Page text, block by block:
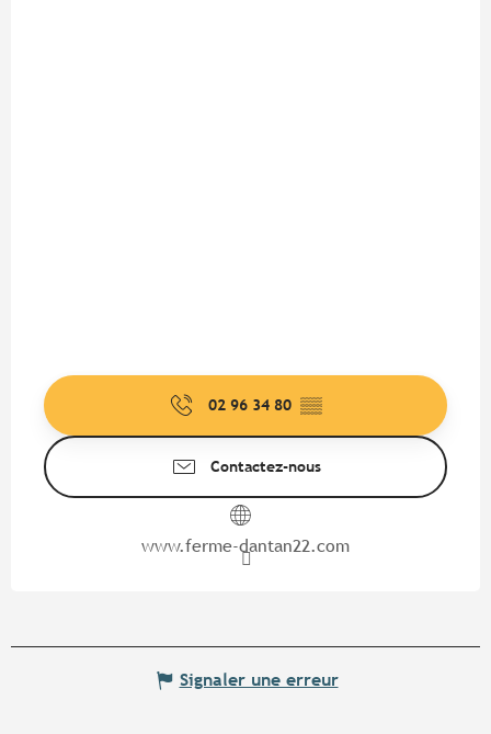
02 96 34 80 ▒▒
Contactez-nous
www.ferme-dantan22.com
Signaler une erreur